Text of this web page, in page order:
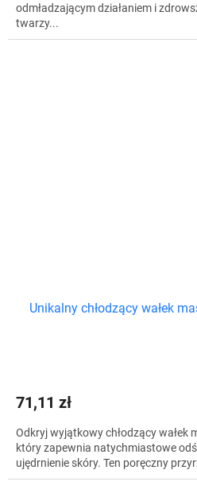
odmładzającym działaniem i
twarzy...
Unikalny chłodzący wałek
71,11 zł
Odkryj wyjątkowy chłodzący wałek
który zapewnia natychmiastowe
ujędrnienie skóry. Ten poręczny